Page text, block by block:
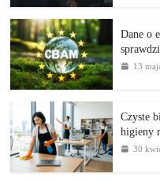
Dane o
13
Czyste
higieny
30